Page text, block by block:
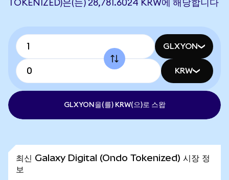
TOKENIZED)은(는) 28,781.6024 KRW에 해당합니다
GLXYON
KRW
GLXYON을(를) KRW(으)로 스왑
최신 Galaxy Digital (Ondo Tokenized) 시장 정
보